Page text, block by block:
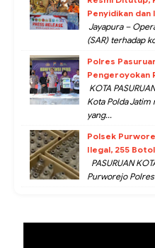
Penyidikan
Jayapura –
(SAR) terhadap
Polres
Pengeroyokan
KOTA
Kota Polda
yang...
Polsek
Ilegal, 255
PASURUAN
Purworejo